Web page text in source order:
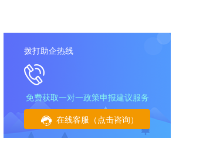
拨打助企热线
免费获取一对一政策申报建议服务
在线客服（点击咨询）